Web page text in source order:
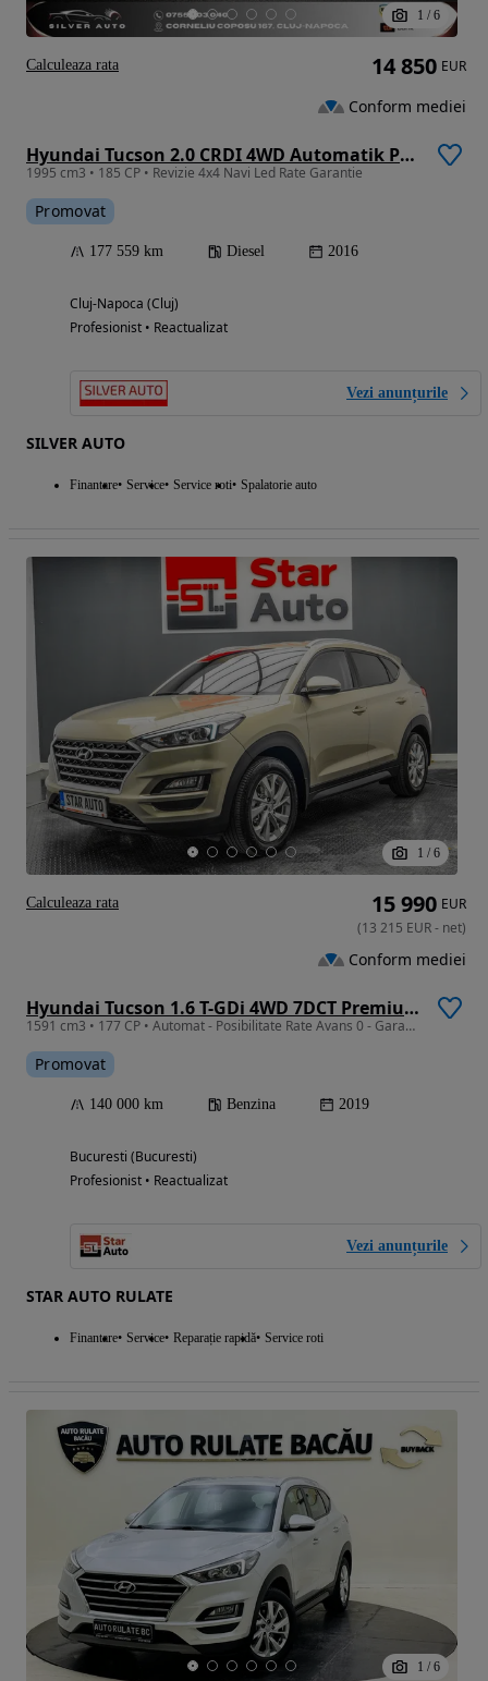
1 / 6
Hyundai Tucson 2.0 CRDI 4WD Automatik Premium
1995 cm3 • 185 CP • Revizie 4x4 Navi Led Rate Garantie
Promovat
177 559 km Diesel 2016
Cluj-Napoca (Cluj)
Profesionist • Reactualizat
Vezi anunțurile
SILVER AUTO
Finantare Service Service roti Spalatorie auto
14 850 EUR
Conform mediei
Calculeaza rata
1 / 6
Hyundai Tucson 1.6 T-GDi 4WD 7DCT Premium+ Design Pack
1591 cm3 • 177 CP • Automat - Posibilitate Rate Avans 0 - Garantie 12 Luni - IMPECABILA
Promovat
140 000 km Benzina 2019
Bucuresti (Bucuresti)
Profesionist • Reactualizat
Vezi anunțurile
STAR AUTO RULATE
Finantare Service Reparație rapidă Service roti
15 990 EUR
(13 215 EUR- net)
Conform mediei
Calculeaza rata
1 / 6